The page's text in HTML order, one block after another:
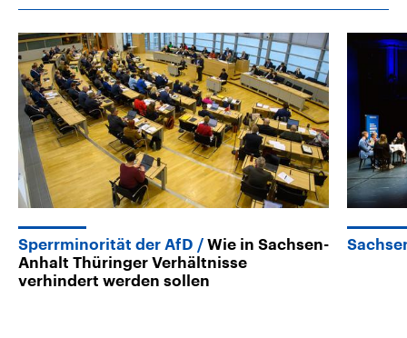
Sperrminorität der AfD
Wie in Sachsen-
Anhalt Thüringer Verhältnisse
verhindert werden sollen